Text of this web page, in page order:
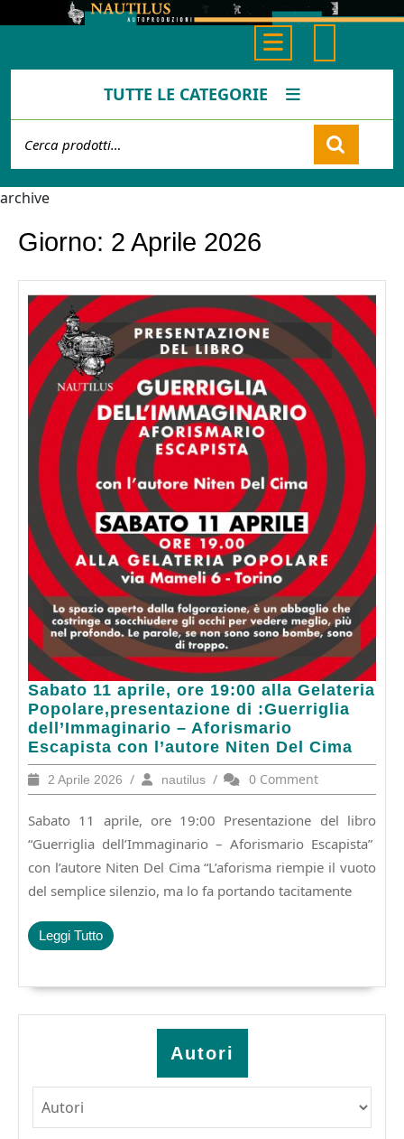
Button
TUTTE LE CATEGORIE
Cart
archive
Giorno: 2 Aprile 2026
Sabato 11 aprile, ore 19:00 alla Gelateria
Popolare,presentazione di :Guerriglia
dell’Immaginario – Aforismario
Escapista con l’autore Niten Del Cima
Sabato
11
aprile,
ore
19:00
alla
Popolare,presentazione
di
:Guerriglia
dell’Immaginario
–
Escapista
con
Niten
Del
2 Aprile 2026
Aprile
2026
/ nautilusnautilus
/ 0 Comment
Sabato 11 aprile, ore 19:00 Presentazione del libro
“Guerriglia dell’Immaginario – Aforismario Escapista”
con l’autore Niten Del Cima “L’aforisma riempie il vuoto
del semplice silenzio, ma lo fa portando tacitamente
Leggi TuttoLeggi
Tutto
Autori